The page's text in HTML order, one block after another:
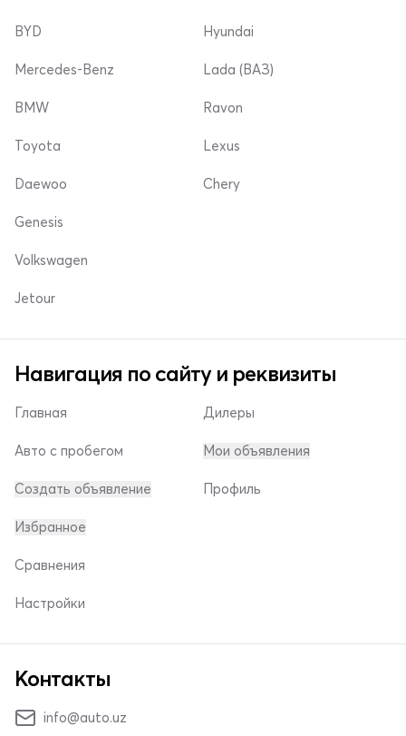
BYD
Mercedes-Benz
Hyundai
Lada (ВАЗ)
BMW
Toyota
Daewoo
Ravon
Lexus
Chery
Genesis
Volkswagen
Jetour
Навигация по сайту и реквизиты
Главная
Авто с пробегом
Создать объявление
Дилеры
Мои объявления
Профиль
Избранное
Сравнения
Настройки
Контакты
info@auto.uz